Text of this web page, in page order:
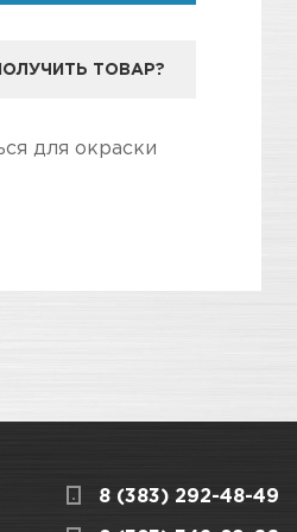
ТОВАР?
для окраски
ПРОЕЗДА И КОНТАКТЫ
8 (383) 292-48-49